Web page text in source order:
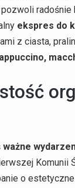
radośnie
ekspres do
z ciasta,
ważne
Komunii
o